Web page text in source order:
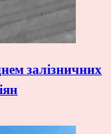
залізничних